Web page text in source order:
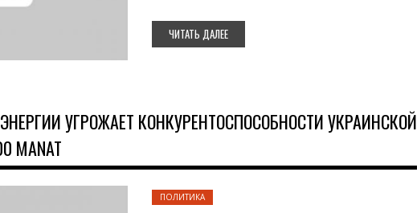
ЧИТАТЬ ДАЛЕЕ
УГРОЖАЕТ КОНКУРЕНТОСПОСОБНОСТИ УКРАИНСКОЙ
MANAT
ПОЛИТИКА